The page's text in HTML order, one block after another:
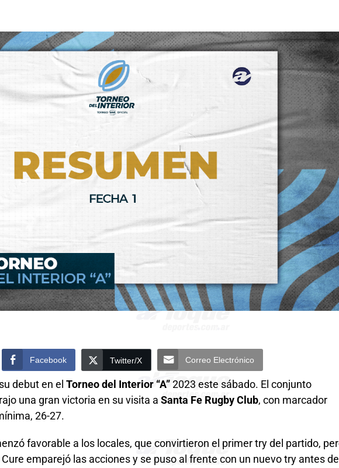
Facebook Twitter/X Correo Electrónico
debut en el Torneo del Interior “A” 2023 este sábado. El conjunto
una gran victoria en su visita a Santa Fe Rugby Club, con marcador
26-27.
favorable a los locales, que convirtieron el primer try del partido,
emparejó las acciones y se puso al frente con un nuevo try antes del